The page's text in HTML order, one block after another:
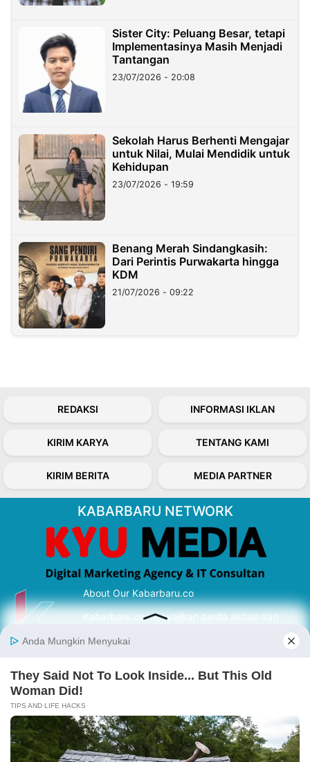
Sister City: Peluang Besar, tetapi
Implementasinya Masih Menjadi
Tantangan
23/07/2026 - 20:08
Sekolah Harus Berhenti Mengajar
untuk Nilai, Mulai Mendidik untuk
Kehidupan
23/07/2026 - 19:59
Benang Merah Sindangkasih:
Dari Perintis Purwakarta hingga
KDM
21/07/2026 - 09:22
REDAKSI INFORMASI IKLAN
KIRIM KARYA TENTANG KAMI
KIRIM BERITA MEDIA PARTNER
KABARBARU NETWORK
About Our Kabarbaru.co
Kabarbaru.co menyajikan berita aktual dan
serta terverifikasi dari sumber yang tepat.
Follow Kabarbaru